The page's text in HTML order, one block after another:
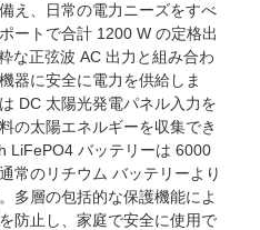
え、日常の電力ニーズをすべ
ートで合計 1200 W の定格出
な正弦波 AC 出力と組み合わ
器に安全に電力を供給しま
DC 太陽光発電パネル入力を
の太陽エネルギーを収集でき
LiFePO4 バッテリーは 6000
常のリチウム バッテリーより
多層の包括的な保護機能によ
防止し、家庭で安全に使用で